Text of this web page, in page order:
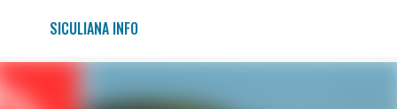
Passa ai contenuti principali
SICULIANA INFO